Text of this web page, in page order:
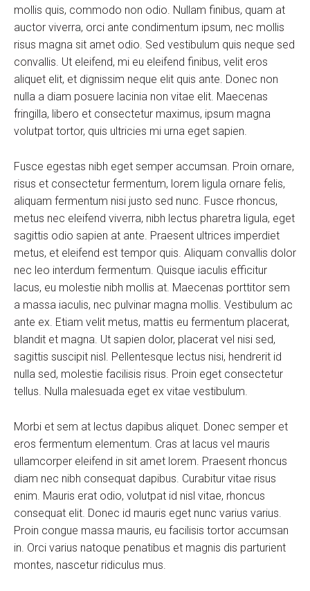
mollis quis, commodo non odio. Nullam finibus, quam at
auctor viverra, orci ante condimentum ipsum, nec mollis
risus magna sit amet odio. Sed vestibulum quis neque sed
convallis. Ut eleifend, mi eu eleifend finibus, velit eros
aliquet elit, et dignissim neque elit quis ante. Donec non
nulla a diam posuere lacinia non vitae elit. Maecenas
fringilla, libero et consectetur maximus, ipsum magna
volutpat tortor, quis ultricies mi urna eget sapien.
Fusce egestas nibh eget semper accumsan. Proin ornare,
risus et consectetur fermentum, lorem ligula ornare felis,
aliquam fermentum nisi justo sed nunc. Fusce rhoncus,
metus nec eleifend viverra, nibh lectus pharetra ligula, eget
sagittis odio sapien at ante. Praesent ultrices imperdiet
metus, et eleifend est tempor quis. Aliquam convallis dolor
nec leo interdum fermentum. Quisque iaculis efficitur
lacus, eu molestie nibh mollis at. Maecenas porttitor sem
a massa iaculis, nec pulvinar magna mollis. Vestibulum ac
ante ex. Etiam velit metus, mattis eu fermentum placerat,
blandit et magna. Ut sapien dolor, placerat vel nisi sed,
sagittis suscipit nisl. Pellentesque lectus nisi, hendrerit id
nulla sed, molestie facilisis risus. Proin eget consectetur
tellus. Nulla malesuada eget ex vitae vestibulum.
Morbi et sem at lectus dapibus aliquet. Donec semper et
eros fermentum elementum. Cras at lacus vel mauris
ullamcorper eleifend in sit amet lorem. Praesent rhoncus
diam nec nibh consequat dapibus. Curabitur vitae risus
enim. Mauris erat odio, volutpat id nisl vitae, rhoncus
consequat elit. Donec id mauris eget nunc varius varius.
Proin congue massa mauris, eu facilisis tortor accumsan
in. Orci varius natoque penatibus et magnis dis parturient
montes, nascetur ridiculus mus.